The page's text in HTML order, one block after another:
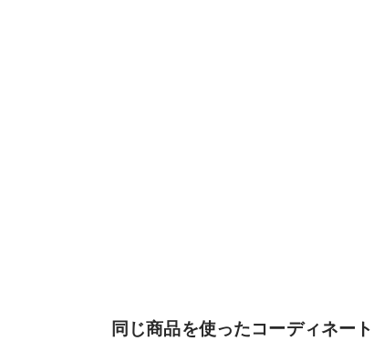
同じ商品を使ったコーディネート